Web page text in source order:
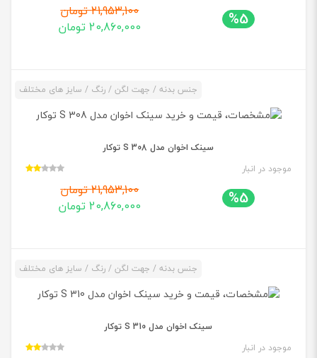
%5
21,953,100 تومان
20,860,000 تومان
جنس بدنه / جهت لگن / رنگ / سایز های مختلف
سینک اخوان مدل 308 S توکار
موجود در انبار
%5
21,953,100 تومان
20,860,000 تومان
جنس بدنه / جهت لگن / رنگ / سایز های مختلف
سینک اخوان مدل 310 S توکار
موجود در انبار